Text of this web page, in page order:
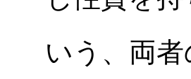
いう、両